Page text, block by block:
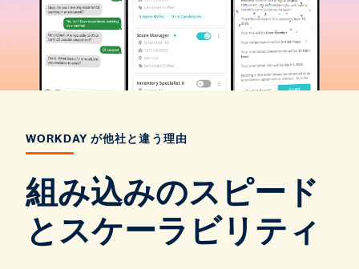
WORKDAY が他社と違う理由
組み込みのスピード
とスケーラビリティ